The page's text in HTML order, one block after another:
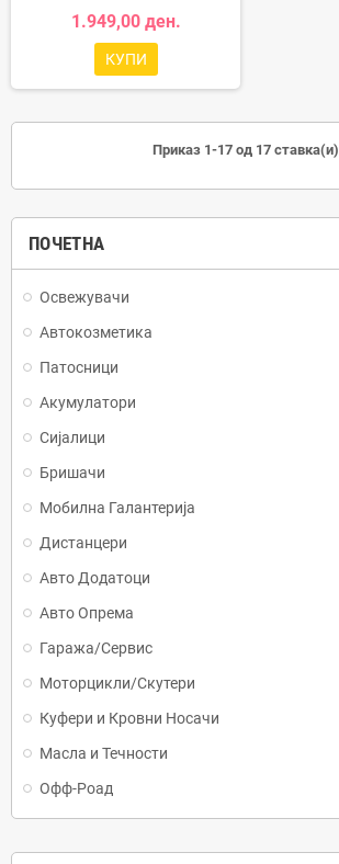
ПОЧЕТНА
Освежувачи
Автокозметика
Патосници
Акумулатори
Сијалици
Бришачи
Мобилна Галантерија
Дистанцери
Авто Додатоци
Авто Опрема
Гаража/Сервис
Моторцикли/Скутери
Куфери и Кровни Носачи
Масла и Течности
Офф-Роад
1.949,00 ден.
КУПИ
Приказ 1-17 од 17 ставка(и)